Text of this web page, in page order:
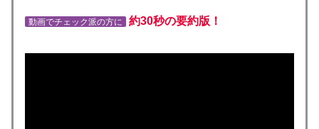
動画でチェック派の方に 約30秒の要約版！